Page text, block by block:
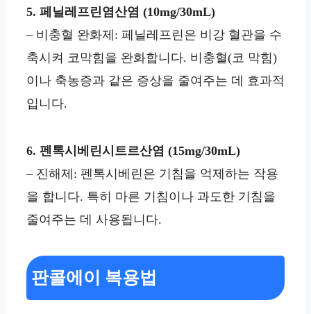
5. 페닐레프린염산염 (10mg/30mL)
– 비충혈 완화제: 페닐레프린은 비강 혈관을 수
축시켜 코막힘을 완화합니다. 비충혈(코 막힘)
이나 축농증과 같은 증상을 줄여주는 데 효과적
입니다.
6. 펜톡시베린시트르산염 (15mg/30mL)
– 진해제: 펜톡시베린은 기침을 억제하는 작용
을 합니다. 특히 마른 기침이나 과도한 기침을
줄여주는 데 사용됩니다.
판콜에이 복용법